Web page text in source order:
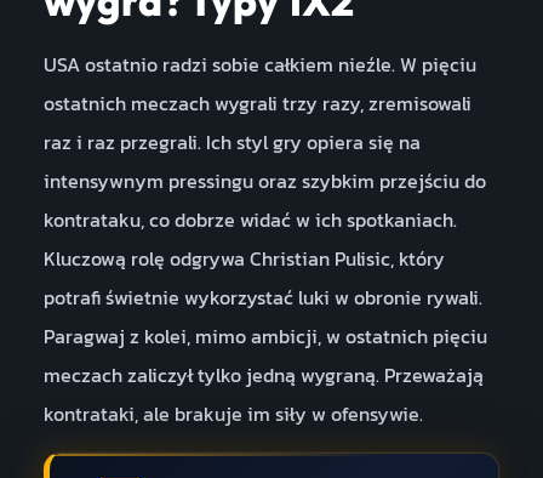
USA ostatnio radzi sobie całkiem nieźle. W pięciu
ostatnich meczach wygrali trzy razy, zremisowali
raz i raz przegrali. Ich styl gry opiera się na
intensywnym pressingu oraz szybkim przejściu do
kontrataku, co dobrze widać w ich spotkaniach.
Kluczową rolę odgrywa Christian Pulisic, który
potrafi świetnie wykorzystać luki w obronie rywali.
Paragwaj z kolei, mimo ambicji, w ostatnich pięciu
meczach zaliczył tylko jedną wygraną. Przeważają
kontrataki, ale brakuje im siły w ofensywie.